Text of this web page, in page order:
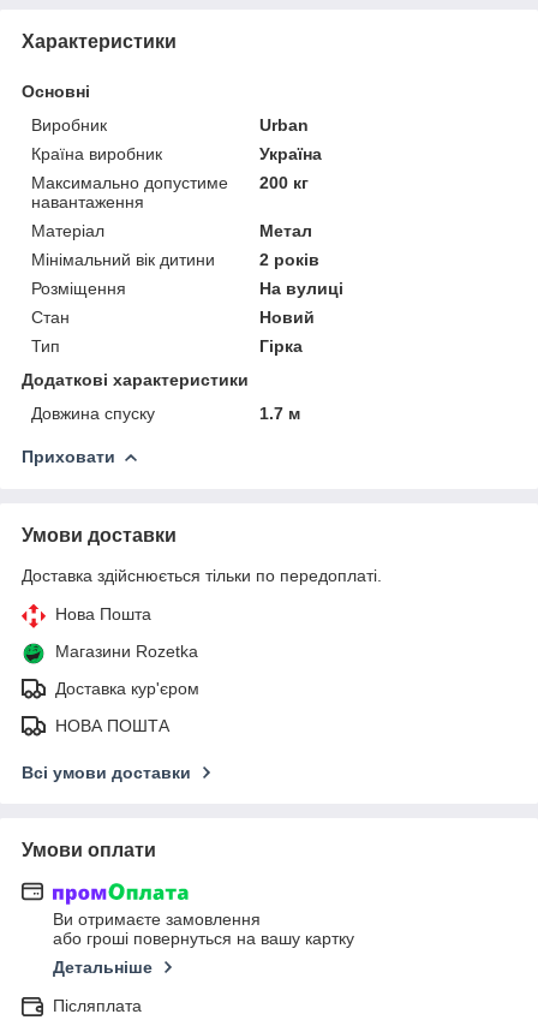
Характеристики
Основні
Виробник
Urban
Країна виробник
Україна
Максимально допустиме
навантаження
200 кг
Матеріал
Метал
Мінімальний вік дитини
2 років
Розміщення
На вулиці
Стан
Новий
Тип
Гірка
Додаткові характеристики
Довжина спуску
1.7 м
Приховати
Умови доставки
Доставка здійснюється тільки по передоплаті.
Нова Пошта
Магазини Rozetka
Доставка кур'єром
НОВА ПОШТА
Всі умови доставки
Умови оплати
Ви отримаєте замовлення
або гроші повернуться на вашу картку
Детальніше
Післяплата